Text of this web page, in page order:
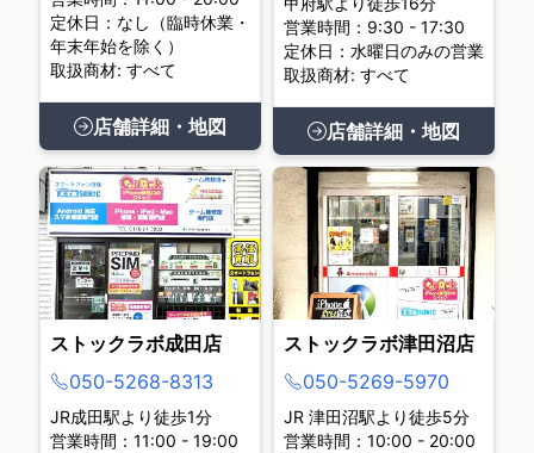
定休日：なし（臨時休業・
年末年始を除く）
取扱商材: すべて
店舗詳細・地図
営業時間：9:30 - 17:30
定休日：水曜日のみの営業
取扱商材: すべて
店舗詳細・地図
ストックラボ成田店
050-5268-8313
JR成田駅より徒歩1分
営業時間：11:00 - 19:00
ストックラボ津田沼店
050-5269-5970
JR 津田沼駅より徒歩5分
営業時間：10:00 - 20:00